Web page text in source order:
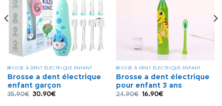
Ajouter
à la liste
d’envies
BROSSE À DENT ÉLECTRIQUE ENFANT
Brosse a dent électrique
enfant garçon
35.90€ Le
30.90€Le
BROSSE À DENT ÉLECTRIQUE ENFANT
Brosse a dent électrique
pour enfant 3 ans
24.90€ Le
16.90€Le